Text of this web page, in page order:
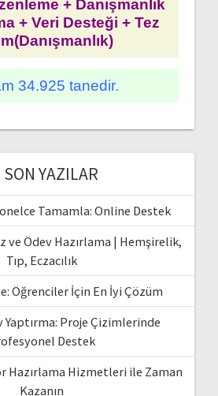
+ Danışmanlık
+ Veri Desteği + Tez
34.925 tanedir.
SON YAZILAR
Tamamla: Online Destek
ve Ödev Hazırlama | Hemşirelik,
Tıp, Eczacılık
Öğrenciler İçin En İyi Çözüm
Yaptırma: Proje Çizimlerinde
Destek
Hazırlama Hizmetleri ile Zaman
Kazanın